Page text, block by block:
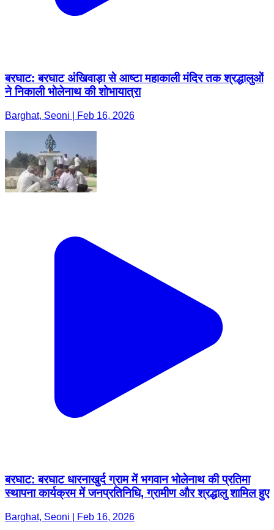
बरघाट: बरघाट अंखिवाड़ा से आष्टा महाकाली मंदिर तक श्रद्धालुओं
ने निकाली भोलेनाथ की शोभायात्रा
Barghat, Seoni | Feb 16, 2026
बरघाट: बरघाट धारनाखुर्द ग्राम में भगवान भोलेनाथ की प्रतिमा
स्थापना कार्यक्रम में जनप्रतिनिधि, ग्रामीण और श्रद्धालु शामिल हुए
Barghat, Seoni | Feb 16, 2026